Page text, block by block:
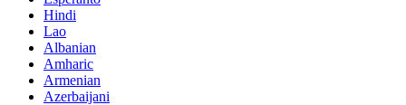
Hindi
Lao
Albanian
Amharic
Armenian
Azerbaijani